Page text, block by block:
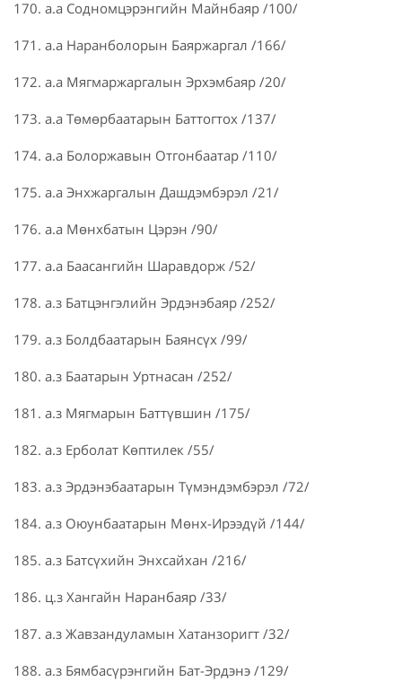
170. а.а Содномцэрэнгийн Майнбаяр /100/
171. а.а Наранболорын Баяржаргал /166/
172. а.а Мягмаржаргалын Эрхэмбаяр /20/
173. а.а Төмөрбаатарын Баттогтох /137/
174. а.а Болоржавын Отгонбаатар /110/
175. а.а Энхжаргалын Дашдэмбэрэл /21/
176. а.а Мөнхбатын Цэрэн /90/
177. а.а Баасангийн Шаравдорж /52/
178. а.з Батцэнгэлийн Эрдэнэбаяр /252/
179. а.з Болдбаатарын Баянсүх /99/
180. а.з Баатарын Уртнасан /252/
181. а.з Мягмарын Баттүвшин /175/
182. а.з Ерболат Көптилек /55/
183. а.з Эрдэнэбаатарын Түмэндэмбэрэл /72/
184. а.з Оюунбаатарын Мөнх-Ирээдүй /144/
185. а.з Батсүхийн Энхсайхан /216/
186. ц.з Хангайн Наранбаяр /33/
187. а.з Жавзандуламын Хатанзоригт /32/
188. а.з Бямбасүрэнгийн Бат-Эрдэнэ /129/